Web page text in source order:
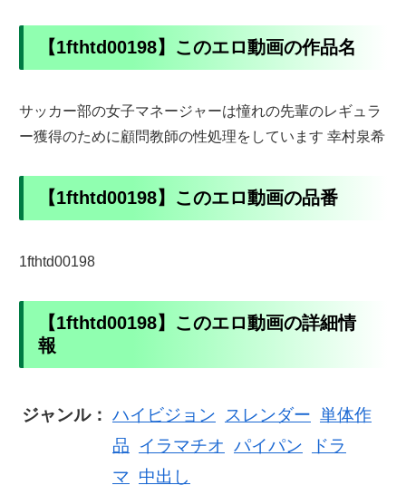
【1fthtd00198】このエロ動画の作品名
サッカー部の女子マネージャーは憧れの先輩のレギュラ
ー獲得のために顧問教師の性処理をしています 幸村泉希
【1fthtd00198】このエロ動画の品番
1fthtd00198
【1fthtd00198】このエロ動画の詳細情
報
ジャンル： ハイビジョン スレンダー 単体作
品
イラマチオ パイパン
ドラ
マ 中出し